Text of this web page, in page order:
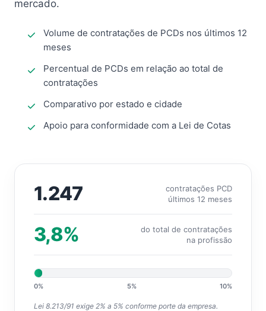
mercado.
Volume de contratações de PCDs nos últimos 12
meses
Percentual de PCDs em relação ao total de
contratações
Comparativo por estado e cidade
Apoio para conformidade com a Lei de Cotas
1.247
contratações PCD
últimos 12 meses
3,8%
do total de contratações
na profissão
0% 5% 10%
Lei 8.213/91 exige 2% a 5% conforme porte da empresa.